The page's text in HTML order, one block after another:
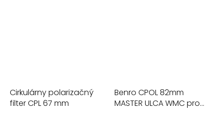
Cirkulárny polarizačný
filter CPL 67 mm
Benro CPOL 82mm
MASTER ULCA WMC pro